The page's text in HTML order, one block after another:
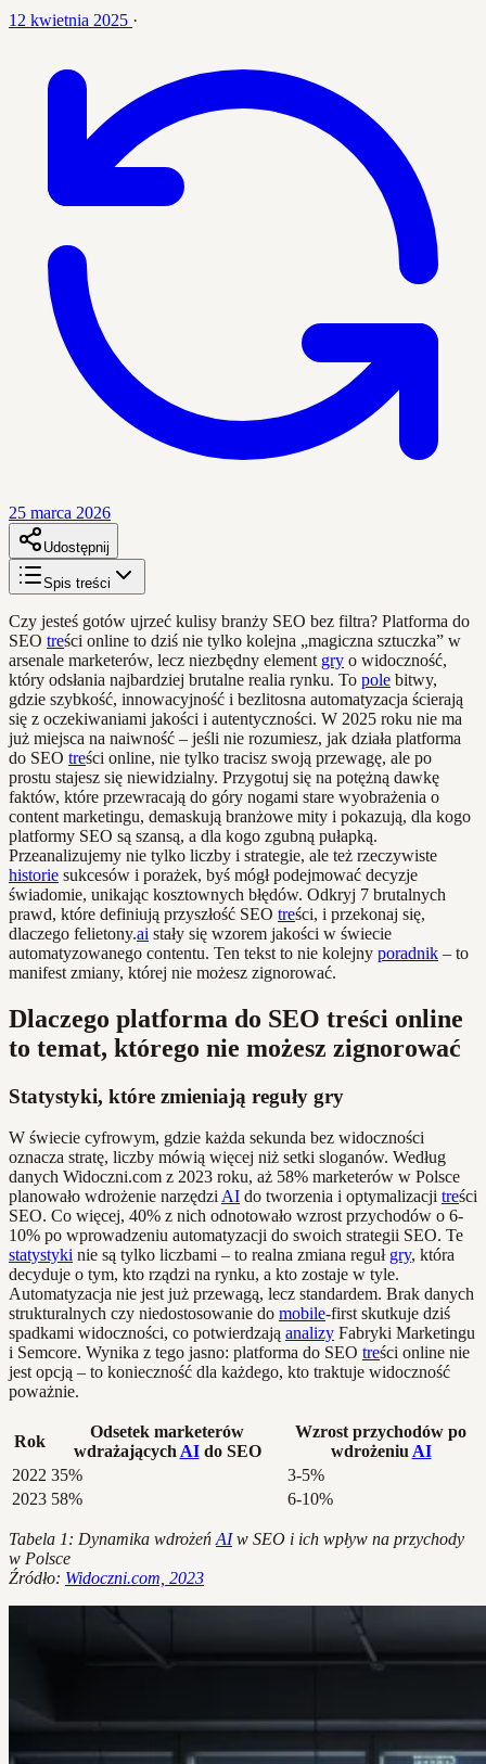
12 kwietnia 2025 ·
25 marca 2026
Udostępnij
Spis treści
Czy jesteś gotów ujrzeć kulisy branży SEO bez filtra? Platforma do
SEO treści online to dziś nie tylko kolejna „magiczna sztuczka” w
arsenale marketerów, lecz niezbędny element gry o widoczność,
który odsłania najbardziej brutalne realia rynku. To pole bitwy,
gdzie szybkość, innowacyjność i bezlitosna automatyzacja ścierają
się z oczekiwaniami jakości i autentyczności. W 2025 roku nie ma
już miejsca na naiwność – jeśli nie rozumiesz, jak działa platforma
do SEO treści online, nie tylko tracisz swoją przewagę, ale po
prostu stajesz się niewidzialny. Przygotuj się na potężną dawkę
faktów, które przewracają do góry nogami stare wyobrażenia o
content marketingu, demaskują branżowe mity i pokazują, dla kogo
platformy SEO są szansą, a dla kogo zgubną pułapką.
Przeanalizujemy nie tylko liczby i strategie, ale też rzeczywiste
historie sukcesów i porażek, byś mógł podejmować decyzje
świadomie, unikając kosztownych błędów. Odkryj 7 brutalnych
prawd, które definiują przyszłość SEO treści, i przekonaj się,
dlaczego felietony.ai stały się wzorem jakości w świecie
automatyzowanego contentu. Ten tekst to nie kolejny poradnik – to
manifest zmiany, której nie możesz zignorować.
Dlaczego platforma do SEO treści online
to temat, którego nie możesz zignorować
Statystyki, które zmieniają reguły gry
W świecie cyfrowym, gdzie każda sekunda bez widoczności
oznacza stratę, liczby mówią więcej niż setki sloganów. Według
danych Widoczni.com z 2023 roku, aż 58% marketerów w Polsce
planowało wdrożenie narzędzi AI do tworzenia i optymalizacji treści
SEO. Co więcej, 40% z nich odnotowało wzrost przychodów o 6-
10% po wprowadzeniu automatyzacji do swoich strategii SEO. Te
statystyki nie są tylko liczbami – to realna zmiana reguł gry, która
decyduje o tym, kto rządzi na rynku, a kto zostaje w tyle.
Automatyzacja nie jest już przewagą, lecz standardem. Brak danych
strukturalnych czy niedostosowanie do mobile-first skutkuje dziś
spadkami widoczności, co potwierdzają analizy Fabryki Marketingu
i Semcore. Wynika z tego jasno: platforma do SEO treści online nie
jest opcją – to konieczność dla każdego, kto traktuje widoczność
poważnie.
Rok
Odsetek marketerów
wdrażających AIdo SEO
Wzrost przychodów po
wdrożeniu AI
2022 35%
3-5%
2023 58% 6-10%
Tabela 1: Dynamika wdrożeń AIw SEO i ich wpływ na przychody
w Polsce
Źródło: Widoczni.com, 2023